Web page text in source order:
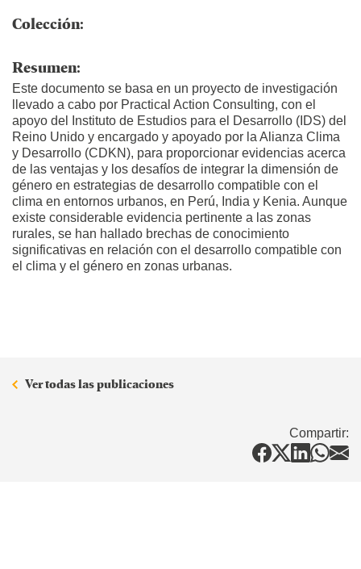
Colección:
Resumen:
Este documento se basa en un proyecto de investigación
llevado a cabo por Practical Action Consulting, con el
apoyo del Instituto de Estudios para el Desarrollo (IDS) del
Reino Unido y encargado y apoyado por la Alianza Clima
y Desarrollo (CDKN), para proporcionar evidencias acerca
de las ventajas y los desafíos de integrar la dimensión de
género en estrategias de desarrollo compatible con el
clima en entornos urbanos, en Perú, India y Kenia. Aunque
existe considerable evidencia pertinente a las zonas
rurales, se han hallado brechas de conocimiento
significativas en relación con el desarrollo compatible con
el clima y el género en zonas urbanas.
Ver todas las publicaciones
Compartir: